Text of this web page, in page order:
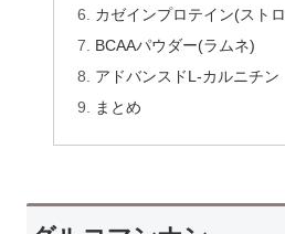
カゼインプロテイン(スト
BCAAパウダー(ラムネ)
アドバンスドL-カルニチン
まとめ